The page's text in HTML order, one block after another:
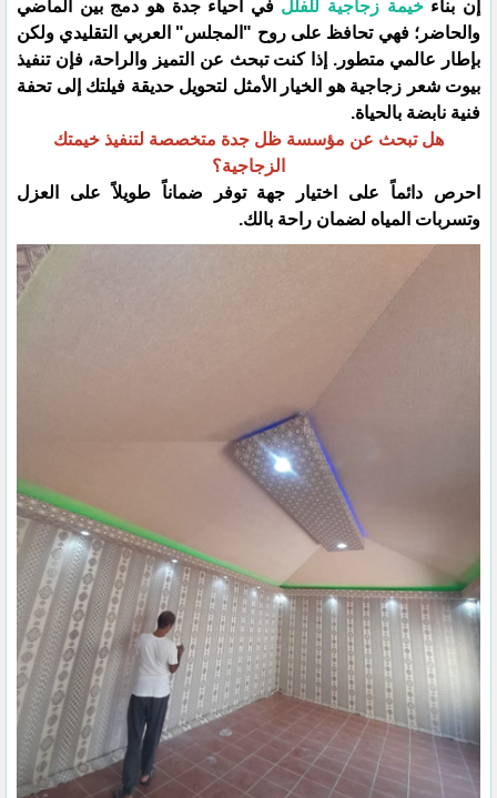
​إن بناءخيمة زجاجية للفلل في احياء جدة هو دمج بين الماضي
والحاضر؛ فهي تحافظ على روح "المجلس" العربي التقليدي ولكن
بإطار عالمي متطور. إذا كنت تبحث عن التميز والراحة، فإن تنفيذ
بيوت شعر زجاجية هو الخيار الأمثل لتحويل حديقة فيلتك إلى تحفة
فنية نابضة بالحياة.
​هل تبحث عن مؤسسة ظل جدة متخصصة لتنفيذ خيمتك
الزجاجية؟
احرص دائماً على اختيار جهة توفر ضماناً طويلاً على العزل
وتسربات المياه لضمان راحة بالك.